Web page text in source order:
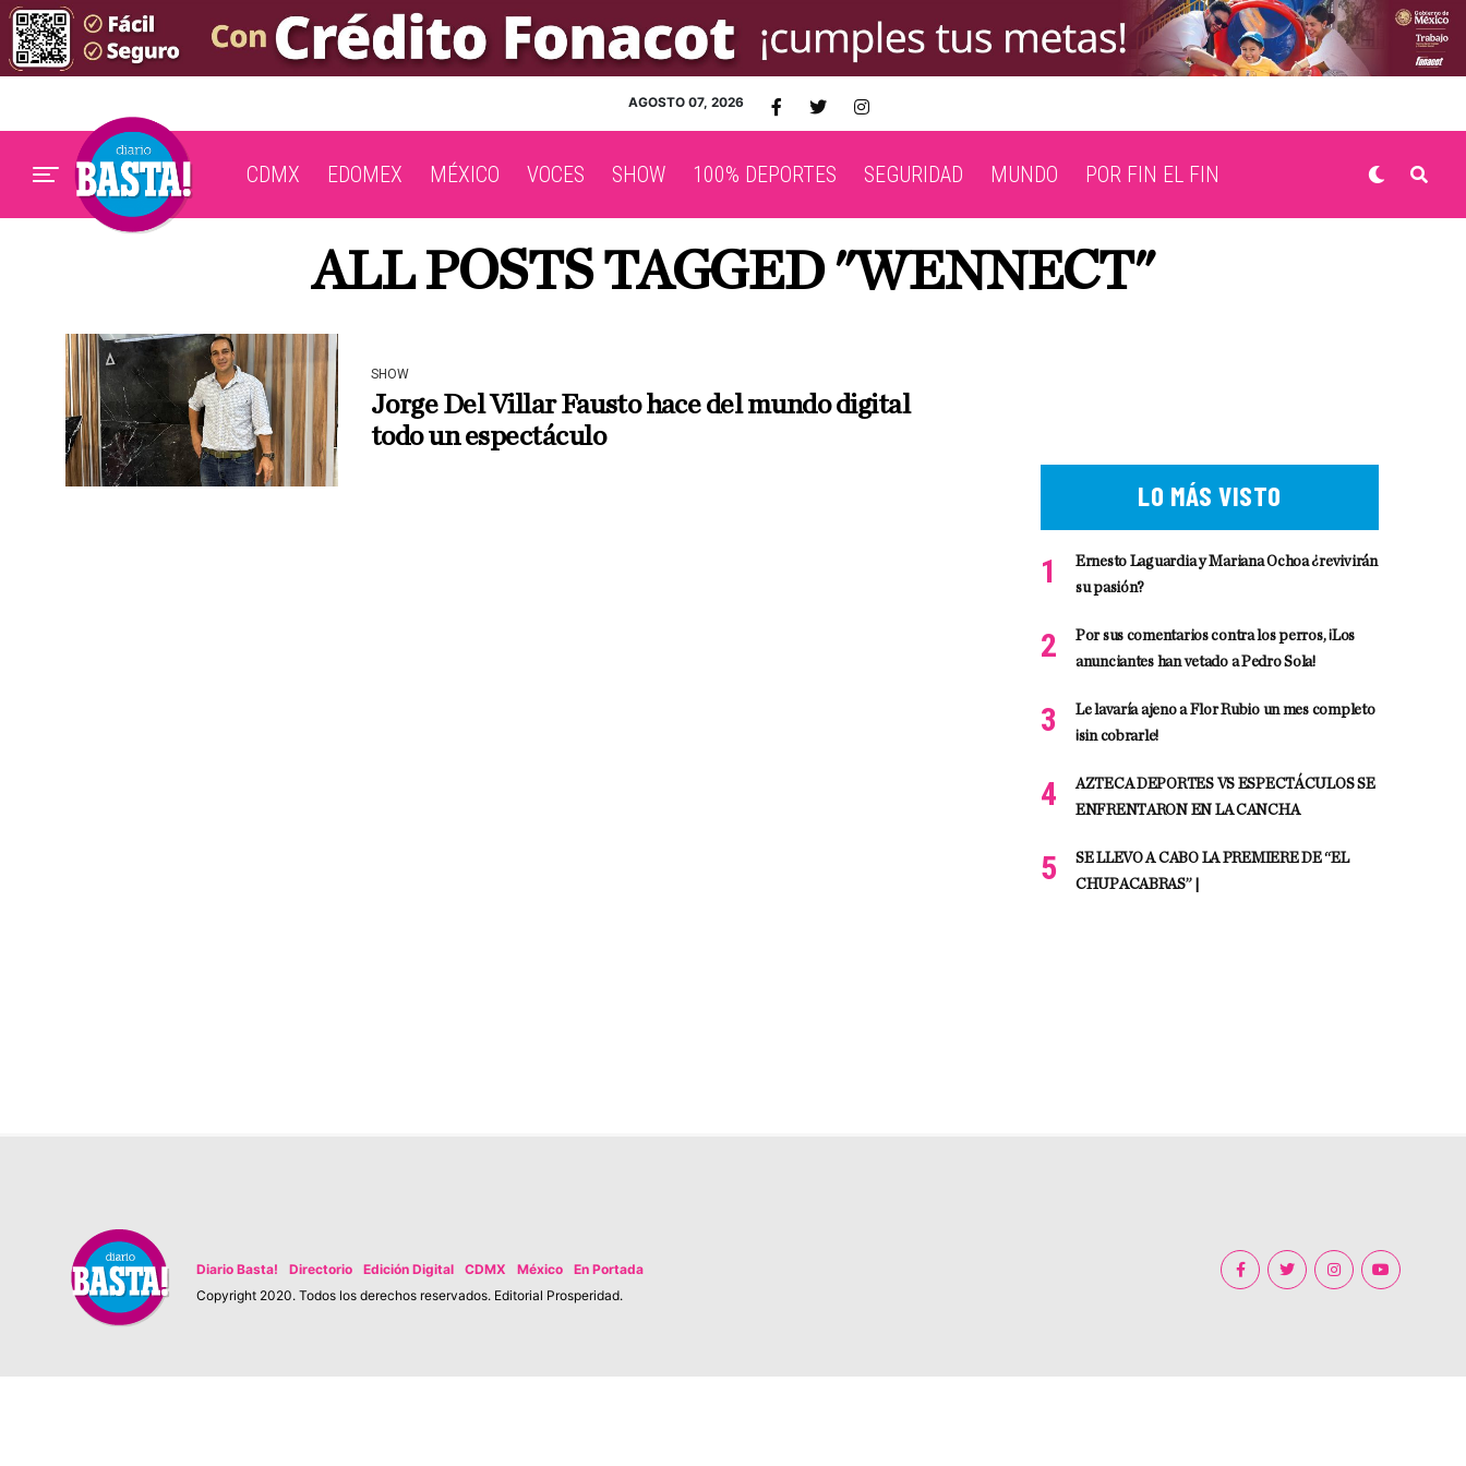
AGOSTO 07, 2026
CDMX EDOMEX MÉXICO VOCES SHOW 100% DEPORTES SEGURIDAD MUNDO POR FIN EL FIN
ALL POSTS TAGGED "WENNECT"
SHOW
Jorge Del Villar Fausto hace del mundo digital
todo un espectáculo
LO MÁS VISTO
Ernesto Laguardia y Mariana Ochoa ¿revivirán
su pasión?
Por sus comentarios contra los perros, ¡Los
anunciantes han vetado a Pedro Sola!
Le lavaría ajeno a Flor Rubio un mes completo
¡sin cobrarle!
AZTECA DEPORTES VS ESPECTÁCULOS SE
ENFRENTARON EN LA CANCHA
SE LLEVO A CABO LA PREMIERE DE “EL
CHUPACABRAS” |
Diario Basta! Directorio Edición Digital CDMX México
En Portada
Copyright 2020. Todos los derechos reservados. Editorial Prosperidad.